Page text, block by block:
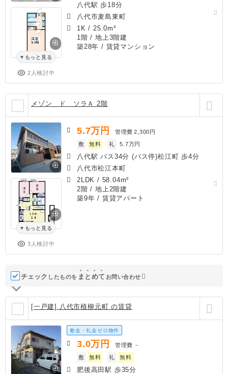
もっと見る
2人検討中
八代駅 歩18分
八代市麦島東町
1K / 25.0m²
1階 / 地上3階建
築28年 / 賃貸マンション
メゾン ド ソラＡ 2階
もっと見る
3人検討中
5.7万円 管理費 2,300円
敷
無料 礼 5.7万円
八代駅 バス34分 (バス停)松江町 歩4分
八代市松江本町
2LDK / 58.04m²
2階 / 地上2階建
築9年 / 賃貸アパート
チェック したものを ま と めて お問い合わせ
[一戸建] 八代市植柳元町 の賃貸
敷金・礼金ゼロ物件
3.0万円 管理費 －
敷
無料 礼 無料
肥後高田駅 歩35分